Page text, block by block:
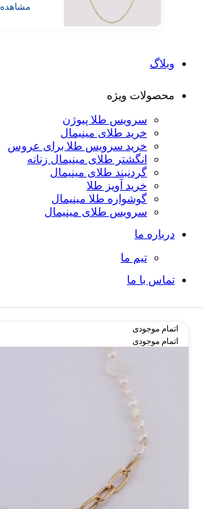
مشاهده
وبلاگ
محصولات ویژه
سرویس طلا پیوژن
خرید طلای مینیمال
خرید سرویس طلا برای عروس
انگشتر طلای مینیمال زنانه
گردنبند طلای مینیمال
خرید آویز طلا
گوشواره طلا مینیمال
سرویس طلای مینیمال
درباره ما
تیم ما
تماس با ما
اتمام موجودی
اتمام موجودی